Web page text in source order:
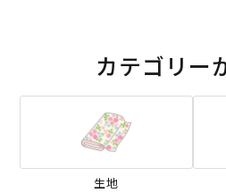
カテゴリー
生地